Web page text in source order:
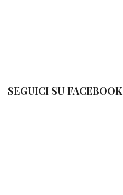
SEGUICI SU FACEBOOK